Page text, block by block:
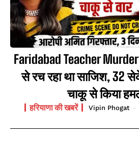
Faridabad Teacher
से रच रहा था साजिश, 32
चाकू से किया
हरियाणा की खबरें Vipin Phogat -